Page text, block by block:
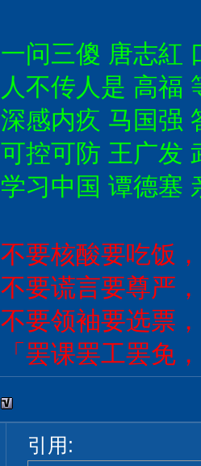
一问三傻 唐志紅
人不传人是 高福
深感内疚 马国强
可控可防 王广发
学习中国 谭德塞
不要核酸要吃饭
不要谎言要尊严
不要领袖要选票
「罢课罢工罢免
引用: